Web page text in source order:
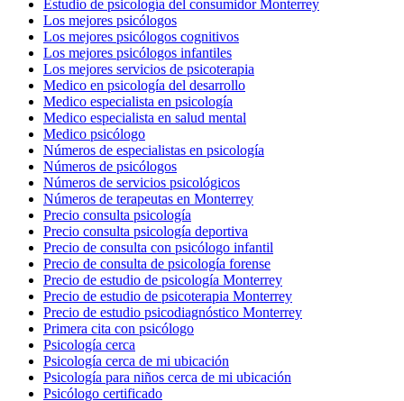
Estudio de psicología del consumidor Monterrey
Los mejores psicólogos
Los mejores psicólogos cognitivos
Los mejores psicólogos infantiles
Los mejores servicios de psicoterapia
Medico en psicología del desarrollo
Medico especialista en psicología
Medico especialista en salud mental
Medico psicólogo
Números de especialistas en psicología
Números de psicólogos
Números de servicios psicológicos
Números de terapeutas en Monterrey
Precio consulta psicología
Precio consulta psicología deportiva
Precio de consulta con psicólogo infantil
Precio de consulta de psicología forense
Precio de estudio de psicología Monterrey
Precio de estudio de psicoterapia Monterrey
Precio de estudio psicodiagnóstico Monterrey
Primera cita con psicólogo
Psicología cerca
Psicología cerca de mi ubicación
Psicología para niños cerca de mi ubicación
Psicólogo certificado